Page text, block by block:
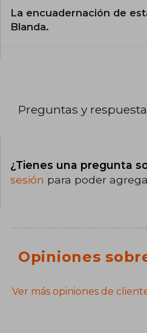
La encuadernación de
Blanda.
Preguntas y
¿Tienes una pregunta
sesión para poder
Opiniones
Ver más opiniones de